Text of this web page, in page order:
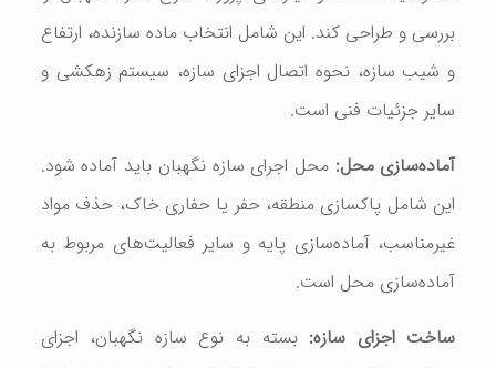
بررسی و طراحی کند. این شامل انتخاب ماده سازنده، ارتفاع
و شیب سازه، نحوه اتصال اجزای سازه، سیستم زهکشی و
سایر جزئیات فنی است.
آماده‌سازی محل: محل اجرای سازه نگهبان باید آماده شود.
این شامل پاکسازی منطقه، حفر یا حفاری خاک، حذف مواد
غیرمناسب، آماده‌سازی پایه و سایر فعالیت‌های مربوط به
آماده‌سازی محل است.
ساخت اجزای سازه: بسته به نوع سازه نگهبان، اجزای